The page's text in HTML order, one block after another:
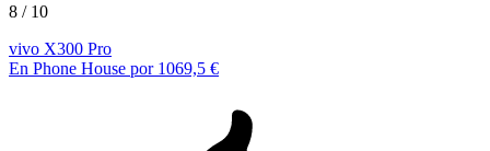
8 / 10
vivo X300 Pro
En Phone House por 1069,5 €